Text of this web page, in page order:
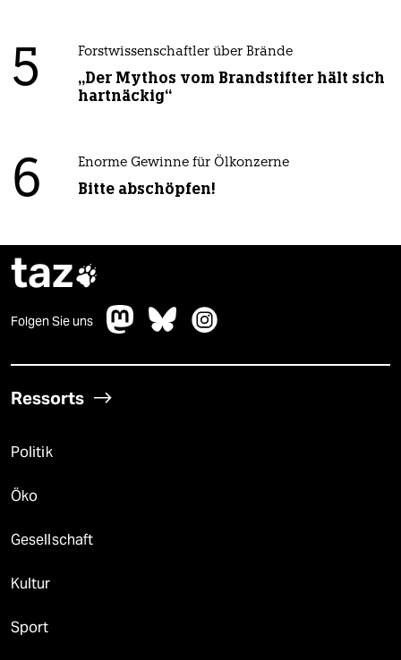
5 Forstwissenschaftler über Brände
„Der Mythos vom Brandstifter hält sich
hartnäckig“
6 Enorme Gewinne für Ölkonzerne
Bitte abschöpfen!
taz
Folgen Sie uns
Ressorts
Politik
Öko
Gesellschaft
Kultur
Sport